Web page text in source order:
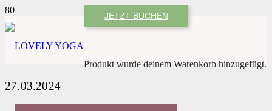
JETZT BUCHEN
Produkt wurde deinem Warenkorb hinzugefügt.
27.03.2024